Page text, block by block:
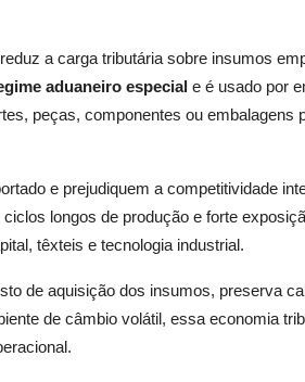
a carga tributária sobre insumos
aduaneiro especial e é usado por
peças, componentes ou embalagens
e prejudiquem a competitividade
longos de produção e forte
têxteis e tecnologia industrial.
de aquisição dos insumos, preserva
de câmbio volátil, essa economia